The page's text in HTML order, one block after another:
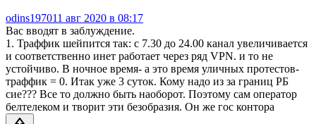
odins197011 авг 2020 в 08:17
Вас вводят в заблуждение.
1. Траффик шейпится так: с 7.30 до 24.00 канал увеличивается
и соответственно инет работает через ряд VPN. и то не
устойчиво. В ночное время- а это время уличных протестов-
траффик = 0. Итак уже 3 суток. Кому надо из за границ РБ
сие??? Все то должно быть наоборот. Поэтому сам оператор
белтелеком и творит эти безобразия. Он же гос контора